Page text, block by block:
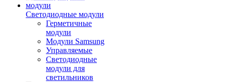
Светодиодные модули
Герметичные
модули
Модули Samsung
Управляемые
Светодиодные
модули для
светильников